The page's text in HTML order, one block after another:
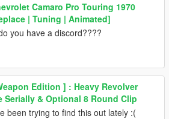
Camaro Pro Touring 1970
| Tuning | Animated]
you have a discord????
Edition ] : Heavy Revolver
Serially & Optional 8 Round Clip
been trying to find this out lately :(